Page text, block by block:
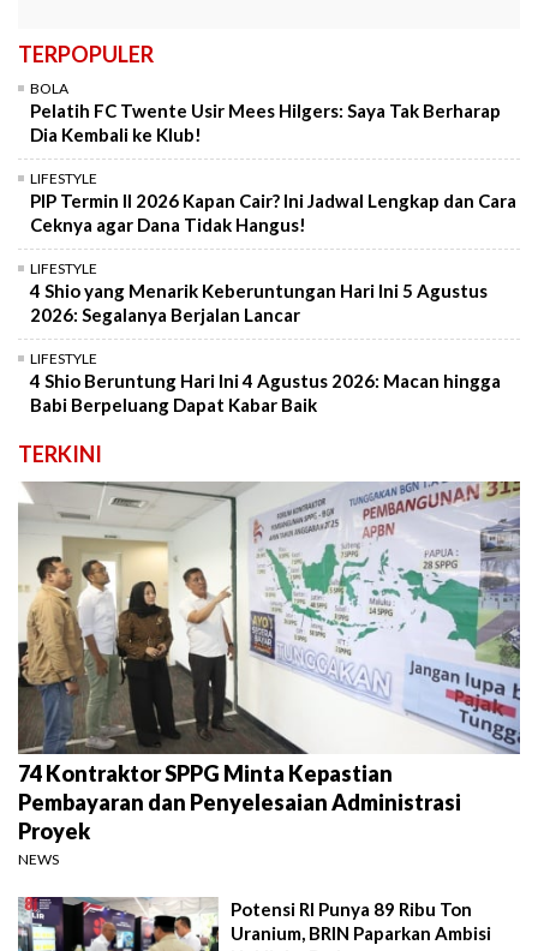
TERPOPULER
BOLA
Pelatih FC Twente Usir Mees Hilgers: Saya Tak Berharap
Dia Kembali ke Klub!
LIFESTYLE
PIP Termin II 2026 Kapan Cair? Ini Jadwal Lengkap dan Cara
Ceknya agar Dana Tidak Hangus!
LIFESTYLE
4 Shio yang Menarik Keberuntungan Hari Ini 5 Agustus
2026: Segalanya Berjalan Lancar
LIFESTYLE
4 Shio Beruntung Hari Ini 4 Agustus 2026: Macan hingga
Babi Berpeluang Dapat Kabar Baik
TERKINI
74 Kontraktor SPPG Minta Kepastian
Pembayaran dan Penyelesaian Administrasi
Proyek
NEWS
Potensi RI Punya 89 Ribu Ton
Uranium, BRIN Paparkan Ambisi